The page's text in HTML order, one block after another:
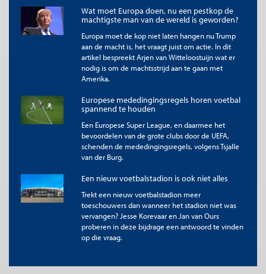
Indien een club de proflicentie verliest maar niet failliet gaat,
kan het eveneens na drie seizoenen met sportief verdiende
promotie op het oude niveau terugkeren. De kans op succes
hierbij hangt onder meer af van de nog bestaande schulden en
de eigendomsverhoudingen.
Hoe dan ook, in beide gevallen maken de voorgestelde regels
als een redelijk populaire profclub omvalt. Dat zal de welvaart
dan flink doen stijgen. Daarbij profiteren niet alleen de fans van
de gevallen profclub; het hele Nederlandse voetbal heeft baat
bij een sterke doorstartclub. Ten slotte kan een succesvolle
doorstart maatschappelijke voordelen bieden.
Het voorstel heeft ook voordelen in situaties waarin een
profclub (alleen maar) gevaar loopt failliet te gaan. In zo’n
situatie staat de lokale overheid al gauw onder druk om
financiële steun te geven. Met de voorgestelde regels wordt die
druk minder. Opnieuw beginnen in de Derde of Vierde Divisie is
dan een passende straf voor slecht beleid, en supporters en
Wat moet Europa doen, nu een pestkop de
machtigste man van de wereld is geworden?
Europa moet de kop niet laten hangen nu Trump
aan de macht is, het vraagt juist om actie. In dit
artikel bespreekt Arjen van Witteloostuijn wat er
nodig is om de machtsstrijd aan te gaan met
Amerika.
Europese mededingingsregels horen voetbal
spannend te houden
Een Europese Super League, en daarmee het
bevoordelen van de grote clubs door de UEFA,
schenden de mededingingsregels, volgens Tsjalle
van der Burg.
Een nieuw voetbalstadion is ook niet alles
Trekt een nieuw voetbalstadion meer
toeschouwers dan wanneer het stadion niet was
vervangen? Jesse Korevaar en Jan van Ours
proberen in deze bijdrage een antwoord te vinden
op die vraag.